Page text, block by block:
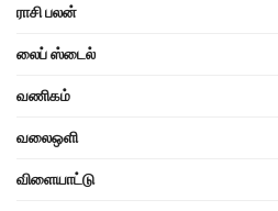
ராசி பலன்
லைப் ஸ்டைல்
வணிகம்
வலைஒளி
விளையாட்டு